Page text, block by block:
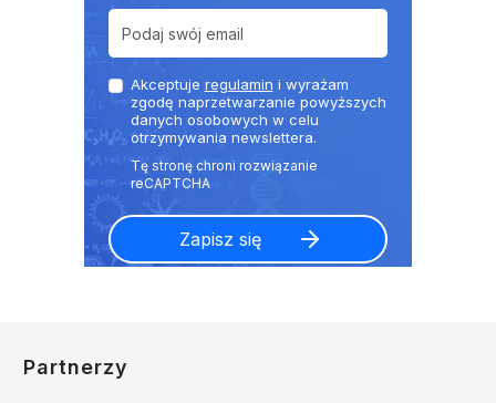
Akceptuje regulamin i wyrażam
zgodę naprzetwarzanie powyższych
danych osobowych w celu
otrzymywania newslettera.
Partnerzy